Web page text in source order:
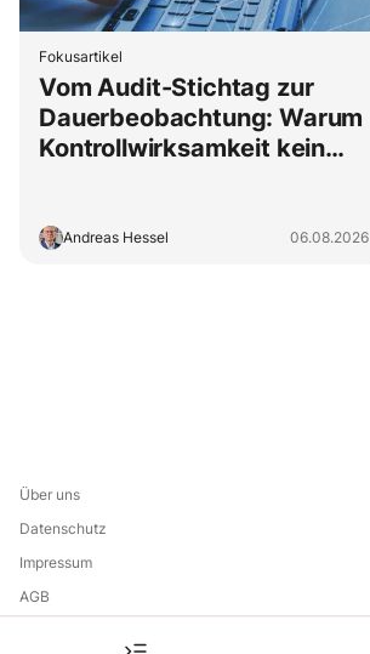
Fokusartikel
Vom Audit-Stichtag zur
Dauerbeobachtung: Warum
Kontrollwirksamkeit kein
Andreas Hessel 06.08.2026
Über uns
Datenschutz
Impressum
AGB